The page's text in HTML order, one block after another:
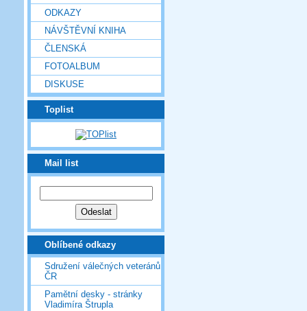
ODKAZY
NÁVŠTĚVNÍ KNIHA
ČLENSKÁ
FOTOALBUM
DISKUSE
Toplist
Mail list
Oblíbené odkazy
Sdružení válečných veteránů
ČR
Pamětní desky - stránky
Vladimíra Štrupla